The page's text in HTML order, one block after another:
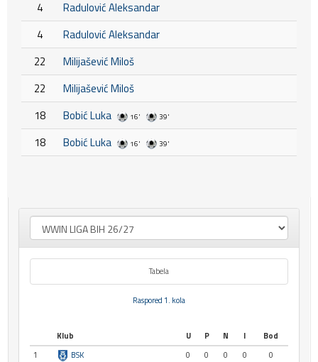
4
Radulović Aleksandar
4
Radulović Aleksandar
22
Milijašević Miloš
22
Milijašević Miloš
18
Bobić Luka 16' 39'
18 Bobić Luka 16' 39'
Tabela
Raspored 1. kola
Klub U P N I
Bod
1
BSK 0 0 0 0
0